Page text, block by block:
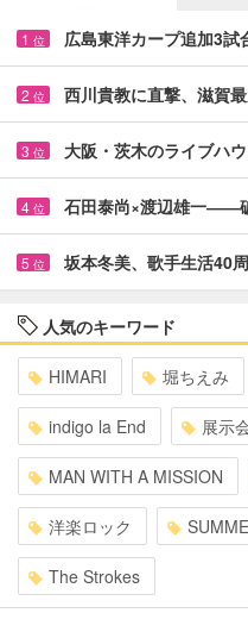
1 位 広島東洋カープ追加3
2 位 西川貴教に直撃、滋賀
3 位 大阪・茨木のライブハ
4 位 石田泰尚×渡辺雄一――
5 位 坂本冬美、歌手生活40
人気のキーワード
HIMARI 堀ちえみ
indigo la End 展示
MAN WITH A MISSION
洋楽ロック
The Strokes